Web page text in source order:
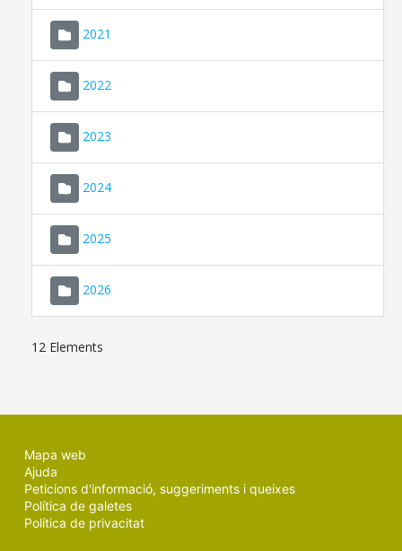
2021
2022
2023
2024
2025
2026
12 Elements
Mapa web
Ajuda
Peticions d'informació, suggeriments i queixes
Política de galetes
Política de privacitat